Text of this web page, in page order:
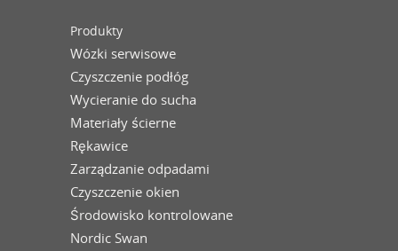
Produkty
Wózki serwisowe
Czyszczenie podłóg
Wycieranie do sucha
Materiały ścierne
Rękawice
Zarządzanie odpadami
Czyszczenie okien
Środowisko kontrolowane
Nordic Swan